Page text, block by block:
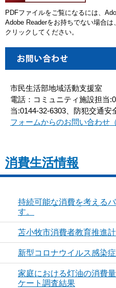
PDFファイルをご覧になるには、
Adobe Readerをお持ちでない場合
クリックしてください。
市民生活部地域活動支援室
電話：コミュニティ施設担当
当:0144-32-6303、防犯交通安
フォームからのお問い合わせ
消費生活情報
持続可能な消費を考える
す。
苫小牧市消費者教育推進
新型コロナウイルス感染
家庭における灯油の消費
ケート調査結果